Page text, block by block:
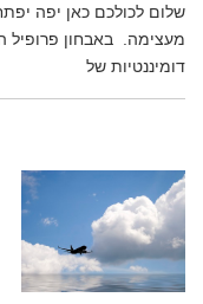
שלום לכולכם כאן יפה
מעצימה. באבחון פרופיל
דומיננטיות של